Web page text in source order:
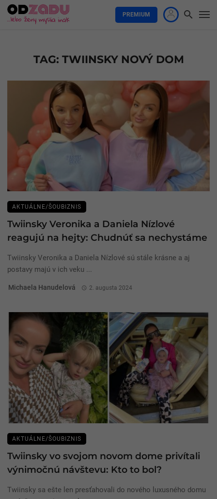
PREMIUM
TAG: TWIINSKY NOVÝ DOM
AKTUÁLNE/ŠOUBIZNIS
Twiinsky Veronika a Daniela Nízlové
reagujú na hejty: Chudnúť sa nechystáme
Twiinsky Veronika a Daniela Nízlové sú stále krásne a aj
postavy majú v ich veku ...
Michaela Hanudelová 2. augusta 2024
AKTUÁLNE/ŠOUBIZNIS
Twiinsky vo svojom novom dome privítali
výnimočnú návštevu: Kto to bol?
Twiinsky sa ešte len presťahovali do nového luxusného domu